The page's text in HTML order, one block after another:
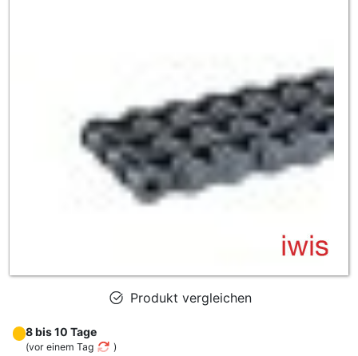
Produkt vergleichen
8 bis 10 Tage
(vor einem Tag )